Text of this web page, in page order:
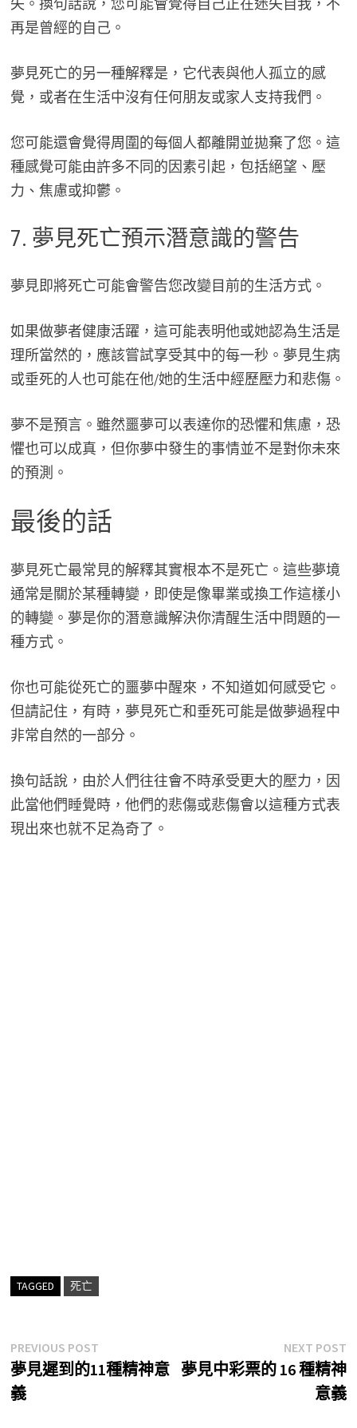
失。換句話說，您可能會覺得自己正在迷失自我，不
再是曾經的自己。
夢見死亡的另一種解釋是，它代表與他人孤立的感
覺，或者在生活中沒有任何朋友或家人支持我們。
您可能還會覺得周圍的每個人都離開並拋棄了您。這
種感覺可能由許多不同的因素引起，包括絕望、壓
力、焦慮或抑鬱。
7. 夢見死亡預示潛意識的警告
夢見即將死亡可能會警告您改變目前的生活方式。
如果做夢者健康活躍，這可能表明他或她認為生活是
理所當然的，應該嘗試享受其中的每一秒。夢見生病
或垂死的人也可能在他/她的生活中經歷壓力和悲傷。
夢不是預言。雖然噩夢可以表達你的恐懼和焦慮，恐
懼也可以成真，但你夢中發生的事情並不是對你未來
的預測。
最後的話
夢見死亡最常見的解釋其實根本不是死亡。這些夢境
通常是關於某種轉變，即使是像畢業或換工作這樣小
的轉變。夢是你的潛意識解決你清醒生活中問題的一
種方式。
你也可能從死亡的噩夢中醒來，不知道如何感受它。
但請記住，有時，夢見死亡和垂死可能是做夢過程中
非常自然的一部分。
換句話說，由於人們往往會不時承受更大的壓力，因
此當他們睡覺時，他們的悲傷或悲傷會以這種方式表
現出來也就不足為奇了。
TAGGED 死亡
文
章
導
PREVIOUS POSTPrevious
post:
夢見遲到的11種精神意
義
NEXT POST
夢見中彩票的 16 種精神
意義